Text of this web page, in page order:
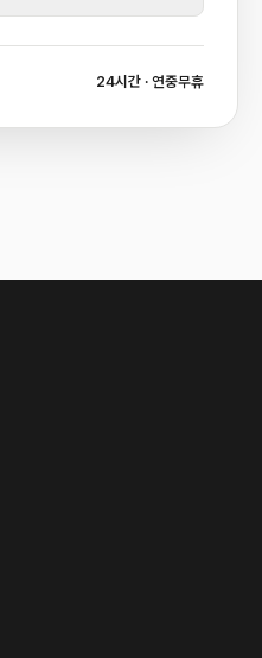
24시간 · 연중무휴